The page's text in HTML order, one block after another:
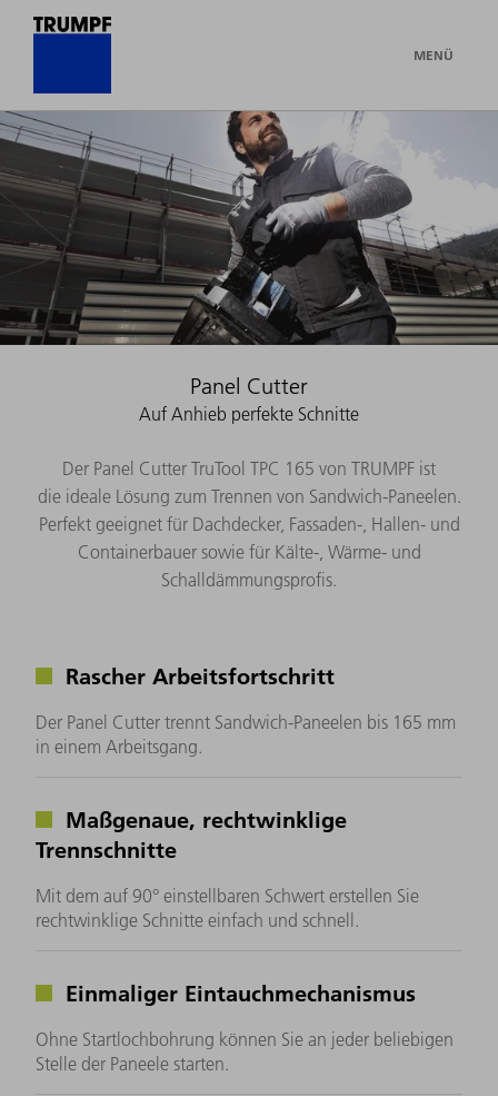
MENÜ
Panel Cutter
Auf Anhieb perfekte Schnitte
Der Panel Cutter TruTool TPC 165 von TRUMPF ist
die ideale Lösung zum Trennen von Sandwich-Paneelen.
Perfekt geeignet für Dachdecker, Fassaden-, Hallen- und
Containerbauer sowie für Kälte-, Wärme- und
Schalldämmungsprofis.
Rascher Arbeitsfortschritt
Der Panel Cutter trennt Sandwich-Paneelen bis 165 mm
in einem Arbeitsgang.
Maßgenaue, rechtwinklige
Trennschnitte
Mit dem auf 90° einstellbaren Schwert erstellen Sie
rechtwinklige Schnitte einfach und schnell.
Einmaliger Eintauchmechanismus
Ohne Startlochbohrung können Sie an jeder beliebigen
Stelle der Paneele starten.